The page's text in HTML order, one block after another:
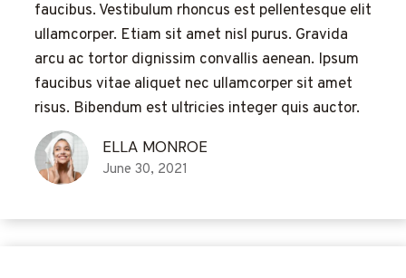
faucibus. Vestibulum rhoncus est pellentesque elit
ullamcorper. Etiam sit amet nisl purus. Gravida
arcu ac tortor dignissim convallis aenean. Ipsum
faucibus vitae aliquet nec ullamcorper sit amet
risus. Bibendum est ultricies integer quis auctor.
ELLA MONROE
June 30, 2021